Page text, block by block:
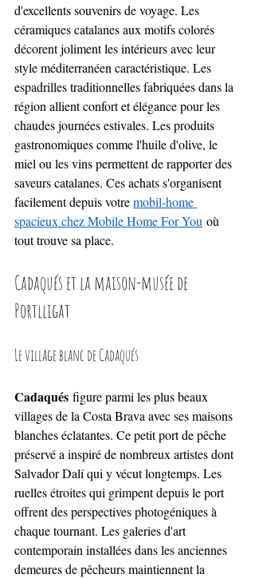
d'excellents souvenirs de voyage. Les
céramiques catalanes aux motifs colorés
décorent joliment les intérieurs avec leur
style méditerranéen caractéristique. Les
espadrilles traditionnelles fabriquées dans la
région allient confort et élégance pour les
chaudes journées estivales. Les produits
gastronomiques comme l'huile d'olive, le
miel ou les vins permettent de rapporter des
saveurs catalanes. Ces achats s'organisent
facilement depuis votre mobil-home
spacieux chez Mobile Home For You où
tout trouve sa place.
Cadaqués et la maison-musée de
Portlligat
Le village blanc de Cadaqués
Cadaqués figure parmi les plus beaux
villages de la Costa Brava avec ses maisons
blanches éclatantes. Ce petit port de pêche
préservé a inspiré de nombreux artistes dont
Salvador Dalí qui y vécut longtemps. Les
ruelles étroites qui grimpent depuis le port
offrent des perspectives photogéniques à
chaque tournant. Les galeries d'art
contemporain installées dans les anciennes
demeures de pêcheurs maintiennent la